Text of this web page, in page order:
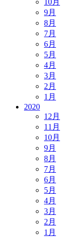
9月
8月
7月
6月
5月
4月
3月
2月
1月
2020
12月
11月
10月
9月
8月
7月
6月
5月
4月
3月
2月
1月